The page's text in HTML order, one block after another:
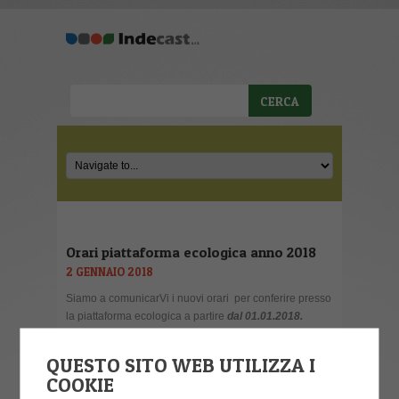
Orari piattaforma ecologica anno 2018
2 GENNAIO 2018
Siamo a comunicarVi i nuovi orari per conferire presso
la piattaforma ecologica a partire dal 01.01.2018.
QUESTO SITO WEB UTILIZZA I
COOKIE